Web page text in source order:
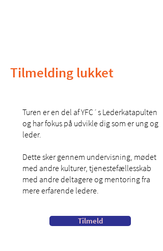
Tilmelding lukket
Turen er en del af YFC´s Lederkatapulten
og har fokus på udvikle dig som er ung og
leder.
Dette sker gennem undervisning, mødet
med andre kulturer, tjenestefællesskab
med andre deltagere og mentoring fra
mere erfarende ledere. ​
Tilmeld